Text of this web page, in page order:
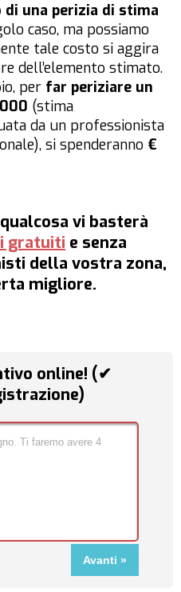
di una perizia di stima
caso, ma possiamo
tale costo si aggira
dell’elemento stimato.
per far periziare un
(stima
da un professionista
si spenderanno €
qualcosa vi basterà
gratuiti e senza
della vostra zona,
migliore.
online! (✔